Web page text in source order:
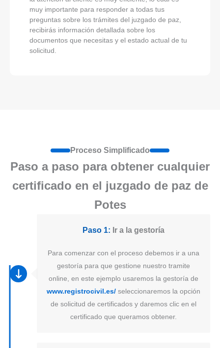
muy importante para responder a todas tus
preguntas sobre los trámites del juzgado de paz,
recibirás información detallada sobre los
documentos que necesitas y el estado actual de tu
solicitud.
Proceso Simplificado
Paso a paso para obtener cualquier
certificado en el juzgado de paz de
Potes
Paso 1: Ir a la gestoría
Para comenzar con el proceso debemos ir a una
gestoría para que gestione nuestro tramite
online, en este ejemplo usaremos la gestoría de
www.registrocivil.es/ seleccionaremos la opción
de solicitud de certificados y daremos clic en el
certificado que queramos obtener.